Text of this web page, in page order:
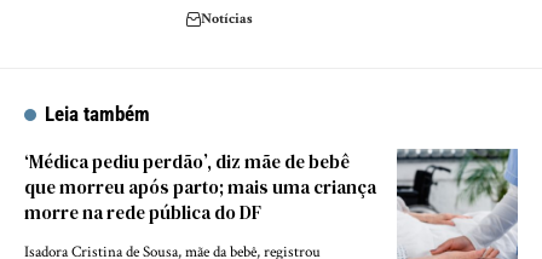
Notícias
Leia também
‘Médica pediu perdão’, diz mãe de bebê
que morreu após parto; mais uma criança
morre na rede pública do DF
Isadora Cristina de Sousa, mãe da bebê, registrou